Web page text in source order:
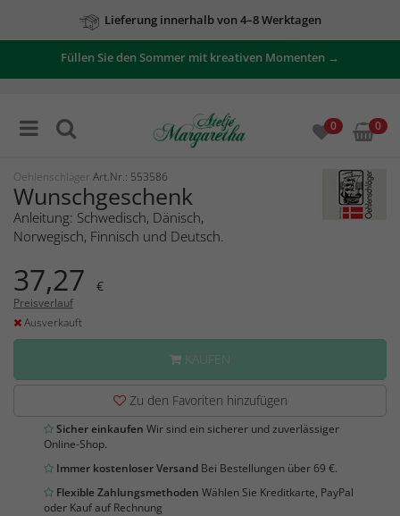
Lieferung innerhalb von 4–8 Werktagen
Füllen Sie den Sommer mit kreativen Momenten →
0 0
Oehlenschläger Art.Nr.: 553586
Wunschgeschenk
Anleitung: Schwedisch, Dänisch,
Norwegisch, Finnisch und Deutsch.
37,27 €
Preisverlauf
Ausverkauft
KAUFEN
Zu den Favoriten hinzufügen
Sicher einkaufen Wir sind ein sicherer und zuverlässiger
Online-Shop.
Immer kostenloser Versand Bei Bestellungen über 69 €.
Flexible Zahlungsmethoden Wählen Sie Kreditkarte, PayPal
oder Kauf auf Rechnung